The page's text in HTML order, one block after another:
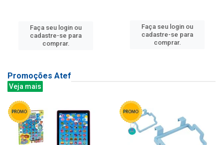
Faça seu login ou
cadastre-se para
comprar.
Faça seu login ou
cadastre-se para
comprar.
Promoções Atef
Veja mais